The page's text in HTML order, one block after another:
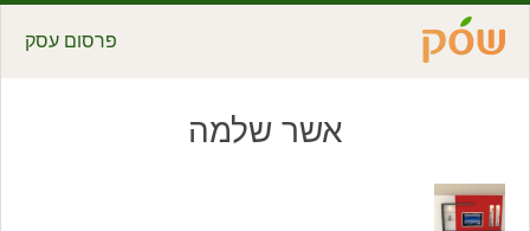
פרסום עסק
אשר שלמה